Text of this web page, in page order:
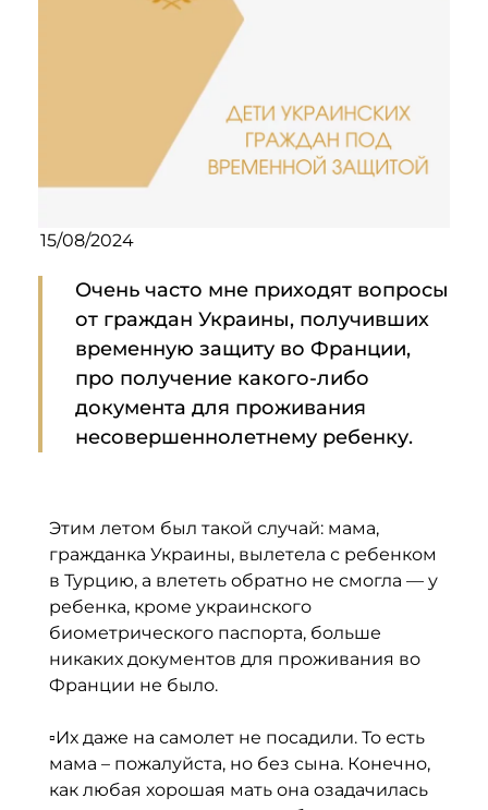
15/08/2024
Очень часто мне приходят вопросы
от граждан Украины, получивших
временную защиту во Франции,
про получение какого-либо
документа для проживания
несовершеннолетнему ребенку.
Этим летом был такой случай: мама,
гражданка Украины, вылетела с ребенком
в Турцию, а влететь обратно не смогла — у
ребенка, кроме украинского
биометрического паспорта, больше
никаких документов для проживания во
Франции не было.
▫️Их даже на самолет не посадили. То есть
мама – пожалуйста, но без сына. Конечно,
как любая хорошая мать она озадачилась